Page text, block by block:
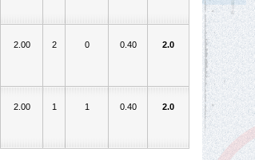
2.00 2 0 0.40 2.0
2.00 1 1 0.40 2.0